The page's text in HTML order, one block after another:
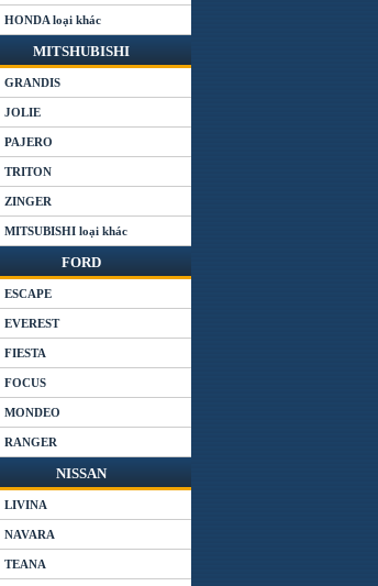
HONDA loại khác
MITSHUBISHI
GRANDIS
JOLIE
PAJERO
TRITON
ZINGER
MITSUBISHI loại khác
FORD
ESCAPE
EVEREST
FIESTA
FOCUS
MONDEO
RANGER
NISSAN
LIVINA
NAVARA
TEANA